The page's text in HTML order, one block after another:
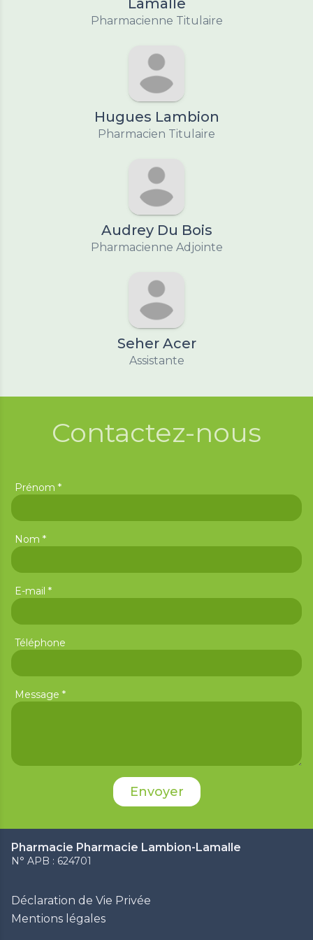
Lamalle
Pharmacienne Titulaire
Hugues Lambion
Pharmacien Titulaire
Audrey Du Bois
Pharmacienne Adjointe
Seher Acer
Assistante
Contactez-nous
Prénom *
Nom *
E-mail *
Téléphone
Message *
Pharmacie Pharmacie Lambion-Lamalle
N° APB : 624701
Déclaration de Vie Privée
Mentions légales